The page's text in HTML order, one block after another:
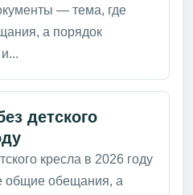
— тема, где
а порядок
детского
кресла в 2026 году
общие обещания, а